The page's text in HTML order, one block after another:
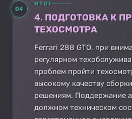
04
ИТОГ
4. ПОДГОТОВКА К
ТЕХОСМОТРА
Ferrari 288 GTO, при
регулярном
проблем пройти
высокому качеству
решениям. Поддержание
должном техническом